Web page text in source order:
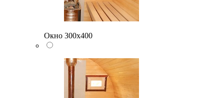
Окно 300х400